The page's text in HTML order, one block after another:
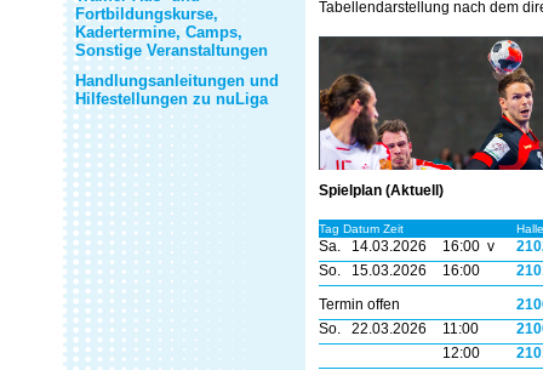
Fortbildungskurse,
Kadertermine, Camps,
Sonstige Veranstaltungen
Handlungsanleitungen und
Hilfestellungen zu nuLiga
Tabellendarstellung nach dem
Spielplan (Aktuell)
Tag Datum Zeit Halle
Sa. 14.03.2026 16:00 v
So.
15.03.2026 16:00
Termin offen
So.
22.03.2026 11:00
12:00